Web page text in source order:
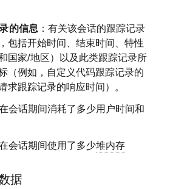
的信息：有关该会话的跟踪记录
包括开始时间、结束时间、特性
国家/地区）以及此类跟踪记录所
（例如，自定义代码跟踪记录的
求跟踪记录的响应时间）。
会话期间消耗了多少用户时间和
会话期间使用了多少堆内存
据